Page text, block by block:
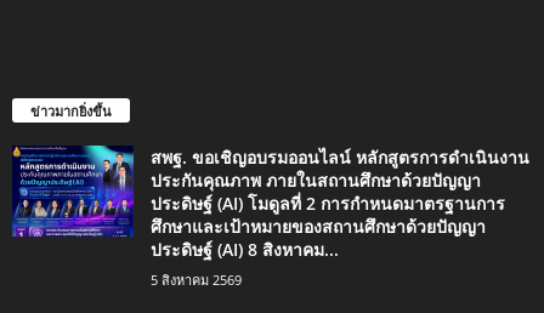
ข่าวมากยิ่งขึ้น
สพฐ. ขอเชิญอบรมออนไลน์ หลักสูตรการดำเนินงาน
ประกันคุณภาพ ภายในสถานศึกษาด้วยปัญญา
ประดิษฐ์ (AI) โมดูลที่ 2 การกำหนดมาตรฐานการ
ศึกษาและเป้าหมายของสถานศึกษาด้วยปัญญา
ประดิษฐ์ (AI) 8 สิงหาคม...
5 สิงหาคม 2569